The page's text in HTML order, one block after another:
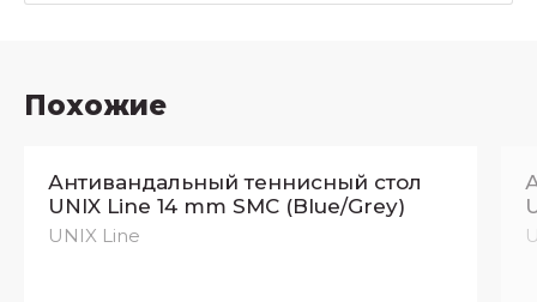
Похожие
Антивандальный теннисный стол
UNIX Line 14 mm SMC (Blue/Grey)
UNIX Line